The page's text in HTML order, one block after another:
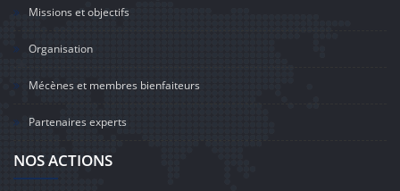
Missions et objectifs
Organisation
Mécènes et membres bienfaiteurs
Partenaires experts
NOS ACTIONS